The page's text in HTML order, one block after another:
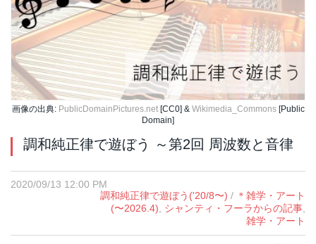
画像の出典: PublicDomainPictures.net[CC0] & Wikimedia_Commons[Public
Domain]
調和純正律で遊ぼう ～第2回 周波数と音律
2020/09/13 12:00 PM
調和純正律で遊ぼう('20/8〜) / ＊雑学・アート
(〜2026.4), シャンティ・フーラからの記事,
雑学・アート